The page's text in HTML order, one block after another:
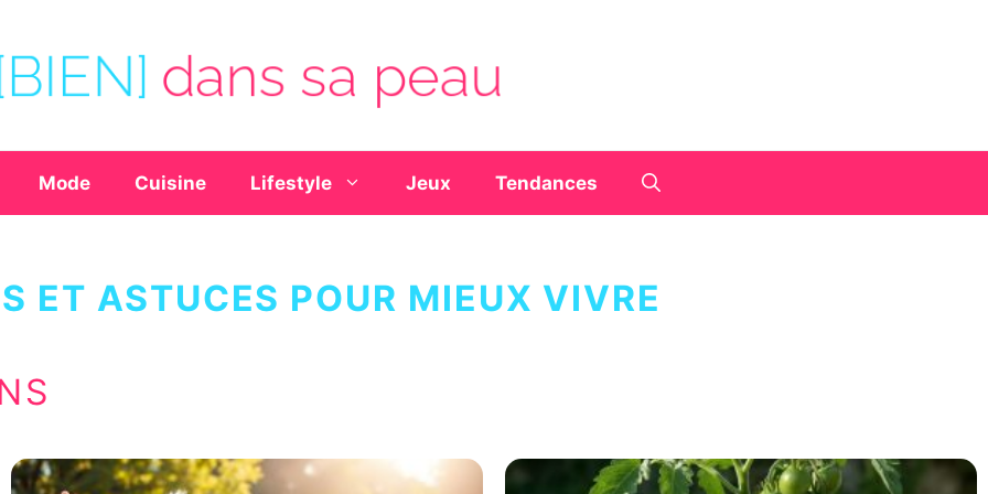
Mode Cuisine Lifestyle Jeux Tendances
ET ASTUCES POUR MIEUX VIVRE